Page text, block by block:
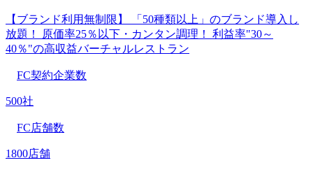
【ブランド利用無制限】 「50種類以上」のブランド導入し
放題！ 原価率25％以下・カンタン調理！ 利益率"30～
40％"の高収益バーチャルレストラン
FC契約企業数
500社
FC店舗数
1800店舗